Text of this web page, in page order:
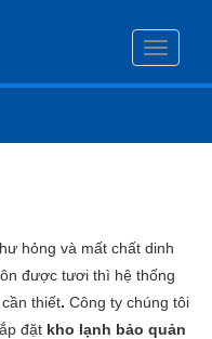
Toggle
hỏng và mất chất dinh
được tươi thì hệ thống
thiết. Công ty chúng tôi
đặt kho lạnh bảo quản